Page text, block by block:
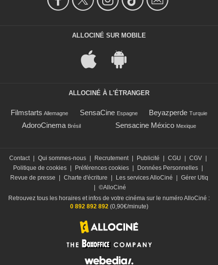
ALLOCINÉ SUR MOBILE
ALLOCINÉ À L'ÉTRANGER
Filmstarts Allemagne SensaCine Espagne Beyazperde Turquie
AdoroCinema Brésil Sensacine México Mexique
Contact | Qui sommes-nous | Recrutement | Publicité | CGU | CGV |
Politique de cookies | Préférences cookies | Données Personnelles |
Revue de presse
| Charte d'écriture | Les services AlloCiné | Gérer Utiq
| ©AlloCiné
Retrouvez tous les horaires et infos de votre cinéma sur le numéro AlloCiné :
0 892 892 892 (0,90€/minute)